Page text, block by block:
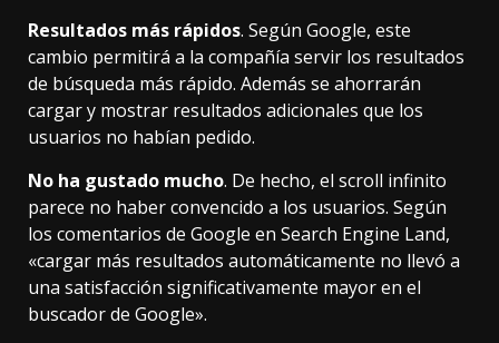
Resultados más rápidos. Según Google, este
cambio permitirá a la compañía servir los resultados
de búsqueda más rápido. Además se ahorrarán
cargar y mostrar resultados adicionales que los
usuarios no habían pedido.
No ha gustado mucho. De hecho, el scroll infinito
parece no haber convencido a los usuarios. Según
los comentarios de Google en Search Engine Land,
«cargar más resultados automáticamente no llevó a
una satisfacción significativamente mayor en el
buscador de Google».